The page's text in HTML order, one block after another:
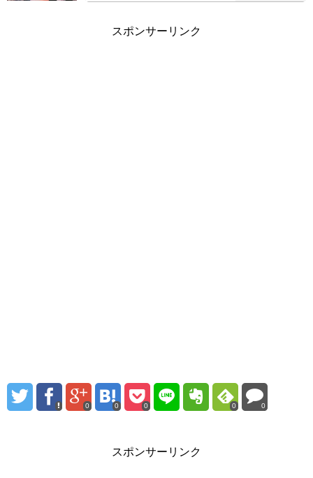
スポンサーリンク
0 0 0 0 0
スポンサーリンク